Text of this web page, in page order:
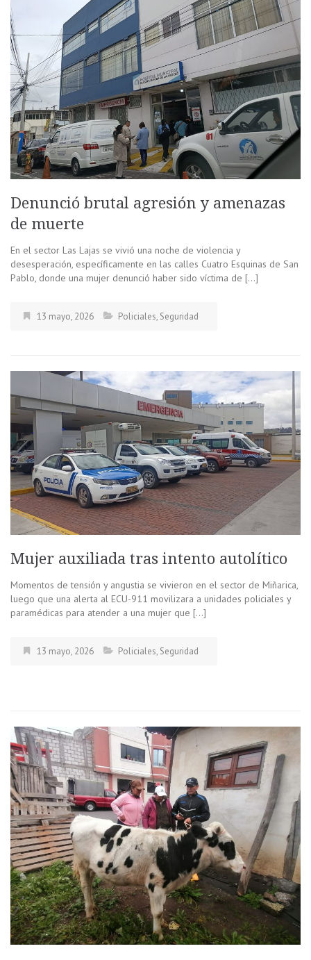
Denunció brutal agresión y amenazas
de muerte
En el sector Las Lajas se vivió una noche de violencia y
desesperación, específicamente en las calles Cuatro Esquinas de San
Pablo, donde una mujer denunció haber sido víctima de […]
13 mayo, 2026 Policiales, Seguridad
Mujer auxiliada tras intento autolítico
Momentos de tensión y angustia se vivieron en el sector de Miñarica,
luego que una alerta al ECU-911 movilizara a unidades policiales y
paramédicas para atender a una mujer que […]
13 mayo, 2026 Policiales, Seguridad